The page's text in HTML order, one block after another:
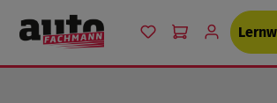
Zum Hauptinhalt springen
Du hast 0